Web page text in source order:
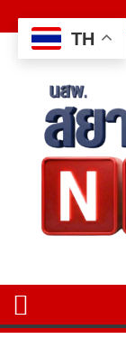
to
content
TH